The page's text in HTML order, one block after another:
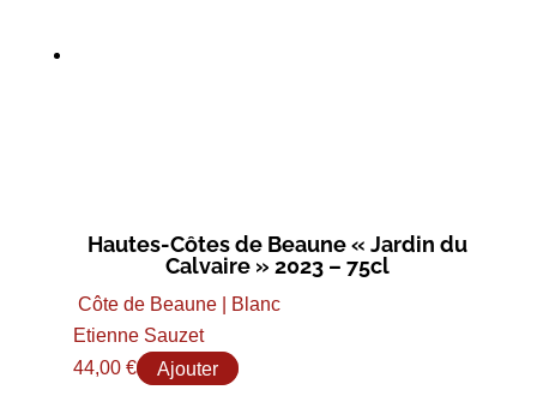
Hautes-Côtes de Beaune « Jardin du
Calvaire » 2023 – 75cl
Côte de Beaune | Blanc
Etienne Sauzet
44,00 € Ajouter